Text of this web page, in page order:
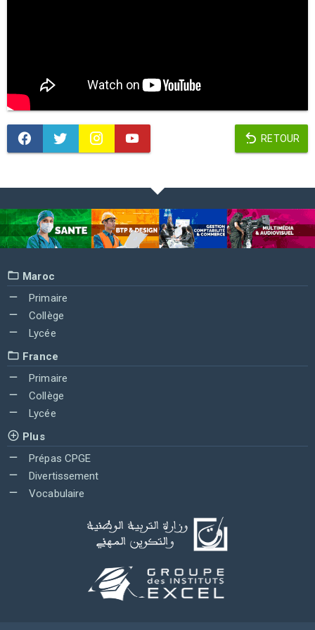
RETOUR
Maroc
Primaire
Collège
Lycée
France
Primaire
Collège
Lycée
Plus
Prépas CPGE
Divertissement
Vocabulaire